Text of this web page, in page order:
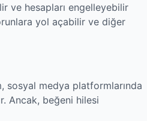
ve hesapları engelleyebilir
yol açabilir ve diğer
sosyal medya platformlarında
Ancak, beğeni hilesi